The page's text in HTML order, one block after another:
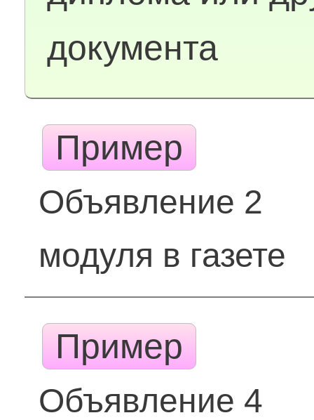
документа
Пример
Объявление 2
модуля в газете
Пример
Объявление 4